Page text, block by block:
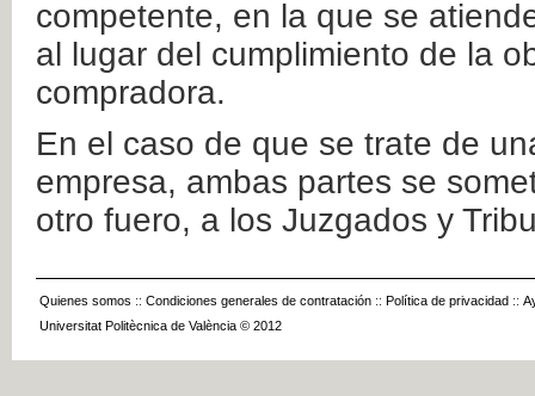
competente, en la que se
al lugar del cumplimiento de la
compradora.
En el caso de que se trate de
empresa, ambas partes se
otro fuero, a los Juzgados y
Quienes somos :: Condiciones generales de contratación :: Política de privacidad ::
Universitat Politècnica de València © 2012